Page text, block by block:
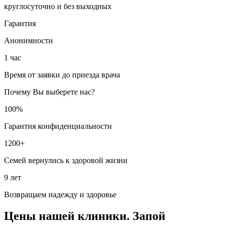
круглосуточно и без выходных
Гарантия
Анонимности
1 час
Время от заявки до приезда врача
Почему Вы выберете нас?
100%
Гарантия конфиденциальности
1200+
Семей вернулись к здоровой жизни
9 лет
Возвращаем надежду и здоровье
Цены нашей клиники. Запой